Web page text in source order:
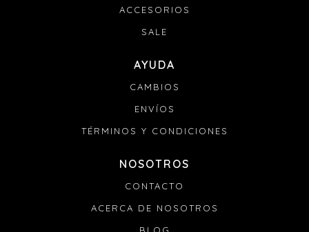
ACCESORIOS
SALE
AYUDA
CAMBIOS
ENVÍOS
TÉRMINOS Y CONDICIONES
NOSOTROS
CONTACTO
ACERCA DE NOSOTROS